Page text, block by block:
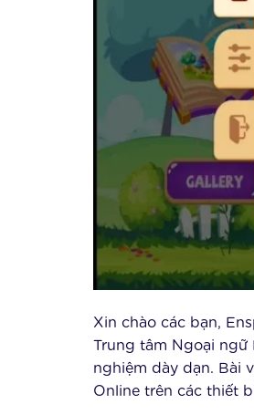
Xin chào các bạn,
Trung tâm Ngoại
nghiệm dày dạn. Bài
Online trên các thiết